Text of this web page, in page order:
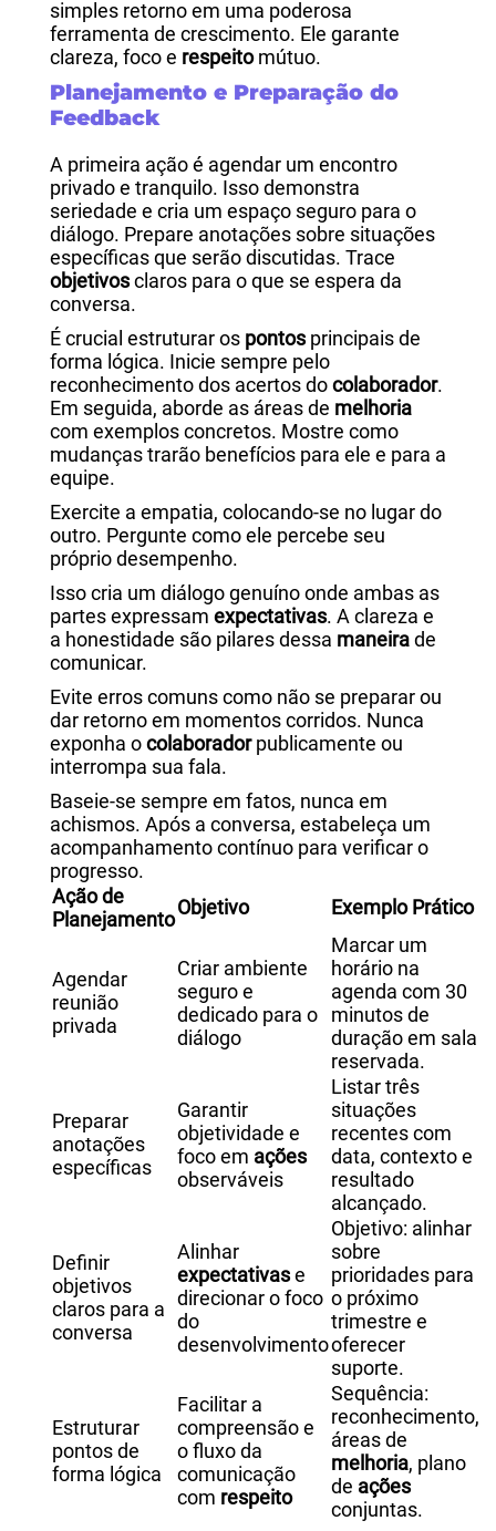
simples retorno em uma poderosa
ferramenta de crescimento. Ele garante
clareza, foco e respeitomútuo.
Planejamento e Preparação do
Feedback
A primeira ação é agendar um encontro
privado e tranquilo. Isso demonstra
seriedade e cria um espaço seguro para o
diálogo. Prepare anotações sobre situações
específicas que serão discutidas. Trace
objetivosclaros para o que se espera da
conversa.
É crucial estruturar os pontosprincipais de
forma lógica. Inicie sempre pelo
reconhecimento dos acertos docolaborador.
Em seguida, aborde as áreas de melhoria
com exemplos concretos. Mostre como
mudanças trarão benefícios para ele e para a
equipe.
Exercite a empatia, colocando-se no lugar do
outro. Pergunte como ele percebe seu
próprio desempenho.
Isso cria um diálogo genuíno onde ambas as
partes expressam expectativas. A clareza e
a honestidade são pilares dessa maneirade
comunicar.
Evite erros comuns como não se preparar ou
dar retorno em momentos corridos. Nunca
exponha ocolaboradorpublicamente ou
interrompa sua fala.
Baseie-se sempre em fatos, nunca em
achismos. Após a conversa, estabeleça um
acompanhamento contínuo para verificar o
progresso.
Ação de
Planejamento
Objetivo Exemplo Prático
Agendar
reunião
privada
Criar ambiente
seguro e
dedicado para o
diálogo
Marcar um
horário na
agenda com 30
minutos de
duração em sala
reservada.
Preparar
anotações
específicas
Garantir
objetividade e
foco em ações
observáveis
Listar três
situações
recentes com
data, contexto e
resultado
alcançado.
Definir
objetivos
claros para a
conversa
Alinhar
expectativase
direcionar o foco
do
desenvolvimento
Objetivo: alinhar
sobre
prioridades para
o próximo
trimestre e
oferecer
suporte.
Estruturar
pontos de
forma lógica
Facilitar a
compreensão e
o fluxo da
comunicação
com respeito
Sequência:
reconhecimento,
áreas de
melhoria, plano
de ações
conjuntas.